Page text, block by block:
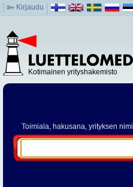
Kirjaudu
Kotimainen yrityshakemisto
Toimiala, hakusana, yrityksen nimi